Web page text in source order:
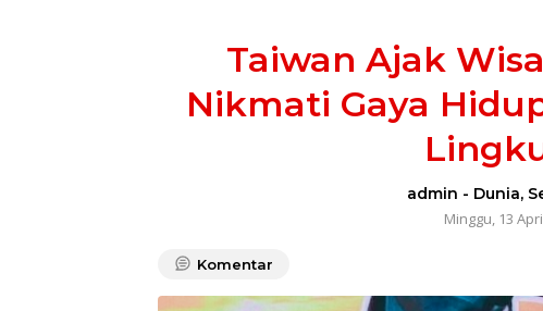
Taiwan Ajak
Nikmati Gaya
admin - Dunia,
Minggu, 13
Komentar